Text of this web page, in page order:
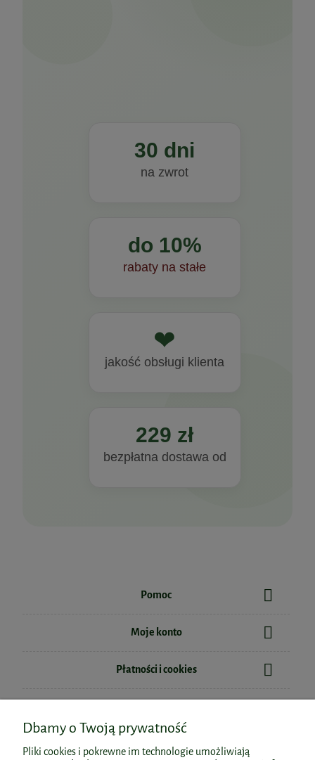
30 dni
na zwrot
do 10%
rabaty na stałe
❤
jakość obsługi klienta
229 zł
bezpłatna dostawa od
Pomoc
Moje konto
Płatności i cookies
O nas
Dbamy o Twoją prywatność
Pliki cookies i pokrewne im technologie umożliwiają